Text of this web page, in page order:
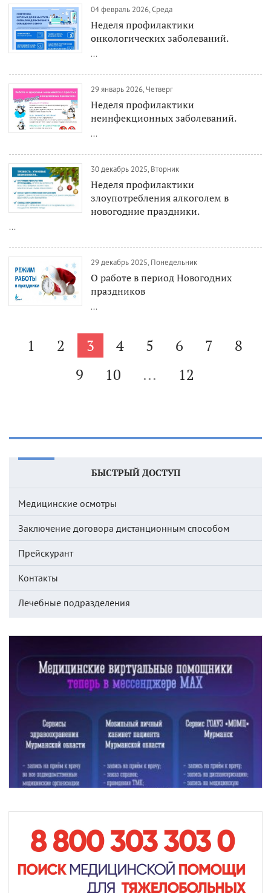
04 февраль 2026, Среда
Неделя профилактики
онкологических заболеваний.
...
29 январь 2026, Четверг
Неделя профилактики
неинфекционных заболеваний.
...
30 декабрь 2025, Вторник
Неделя профилактики
злоупотребления алкоголем в
новогодние праздники.
...
29 декабрь 2025, Понедельник
О работе в период Новогодних
праздников
...
1 2 3 4 5 6 7
8
9
10 ... 12
БЫСТРЫЙ ДОСТУП
Медицинские осмотры
Заключение договора дистанционным способом
Прейскурант
Контакты
Лечебные подразделения